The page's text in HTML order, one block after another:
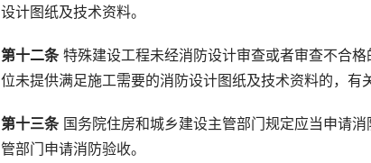
设计图纸及技术资料。
第十二条 特殊建设工程未经消防设计审查或者审查不合
位未提供满足施工需要的消防设计图纸及技术资料的，有
第十三条 国务院住房和城乡建设主管部门规定应当申请
管部门申请消防验收。